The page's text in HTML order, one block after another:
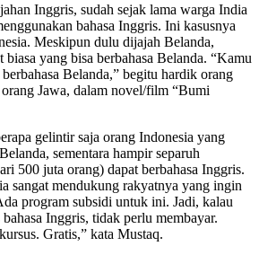
Inggris, sudah sejak lama warga India
bahasa Inggris. Ini kasusnya
Meskipun dulu dijajah Belanda,
biasa yang bisa berbahasa Belanda. “Kamu
Belanda,” begitu hardik orang
Jawa, dalam novel/film “Bumi
gelintir saja orang Indonesia yang
sementara hampir separuh
500 juta orang) dapat berbahasa Inggris.
sangat mendukung rakyatnya yang ingin
program subsidi untuk ini. Jadi, kalau
Inggris, tidak perlu membayar.
Gratis,” kata Mustaq.